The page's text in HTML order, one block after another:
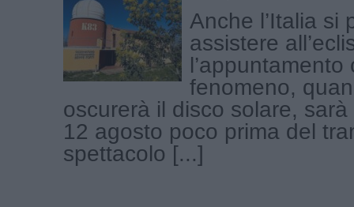
Anche l’Italia si
assistere
l’appuntamento
fenomeno,
oscurerà il disco solare,
12 agosto poco prima del
spettacolo [...]